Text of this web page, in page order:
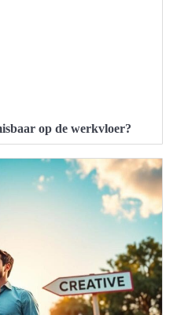
op de werkvloer?